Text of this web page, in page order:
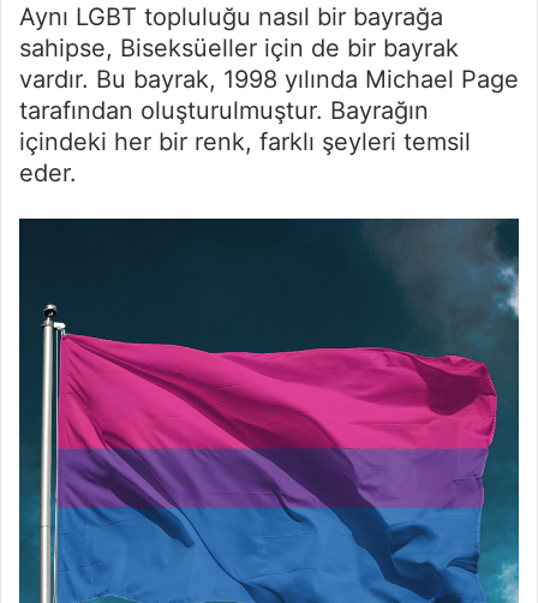
Aynı LGBT topluluğu nasıl bir bayrağa
sahipse, Biseksüeller için de bir bayrak
vardır. Bu bayrak, 1998 yılında Michael Page
tarafından oluşturulmuştur. Bayrağın
içindeki her bir renk, farklı şeyleri temsil
eder.